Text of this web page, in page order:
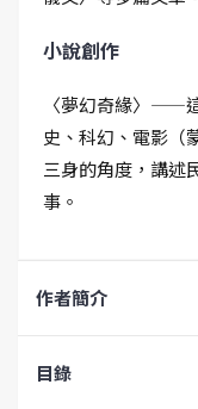
小說創作
〈夢幻奇緣〉——
史、科幻、電影（
三身的角度，講述
事。
作者簡介
目錄